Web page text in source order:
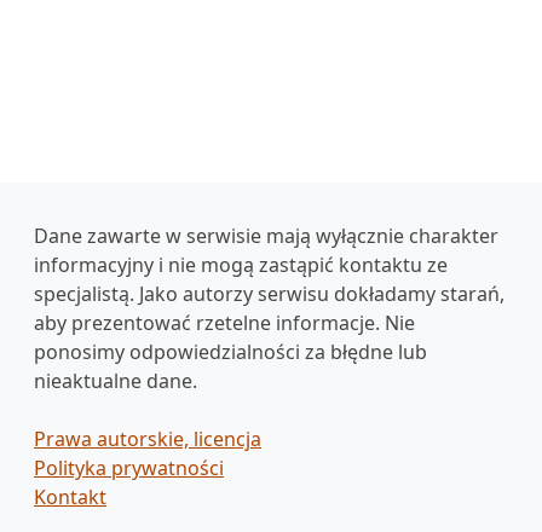
Dane zawarte w serwisie mają wyłącznie charakter
informacyjny i nie mogą zastąpić kontaktu ze
specjalistą. Jako autorzy serwisu dokładamy starań,
aby prezentować rzetelne informacje. Nie
ponosimy odpowiedzialności za błędne lub
nieaktualne dane.
Prawa autorskie, licencja
Polityka prywatności
Kontakt